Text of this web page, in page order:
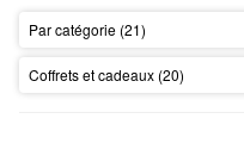
Par catégorie (21)
Coffrets et cadeaux (20)